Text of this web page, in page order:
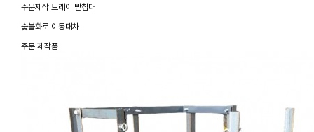
주문제작 트레이 받침대
숯불화로 이동대차
주문 제작품